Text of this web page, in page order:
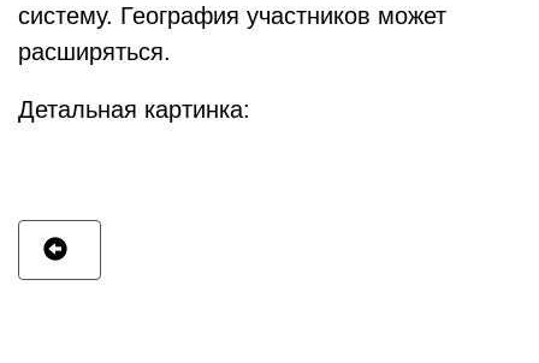
систему. География участников может
расширяться.
Детальная картинка: